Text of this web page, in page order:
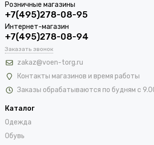
Розничные магазины
+7(495)278-08-95
Интернет-магазин
+7(495)278-08-94
Заказать звонок
zakaz@voen-torg.ru
Контакты магазинов и время работы
Заказы обрабатываются по будням с
Каталог
Одежда
Обувь